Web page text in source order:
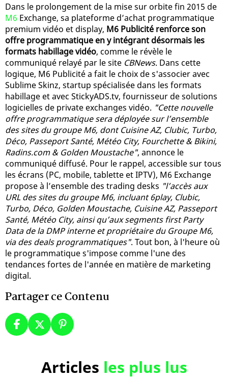
Dans le prolongement de la mise sur orbite fin 2015 de
M6 Exchange, sa plateforme d’achat programmatique
premium vidéo et display, M6 Publicité renforce son
offre programmatique en y intégrant désormais les
formats habillage vidéo, comme le révèle le
communiqué relayé par le site CBNews. Dans cette
logique, M6 Publicité a fait le choix de s'associer avec
Sublime Skinz, startup spécialisée dans les formats
habillage et avec StickyADS.tv, fournisseur de solutions
logicielles de private exchanges vidéo. "Cette nouvelle
offre programmatique sera déployée sur l’ensemble
des sites du groupe M6, dont Cuisine AZ, Clubic, Turbo,
Déco, Passeport Santé, Météo City, Fourchette & Bikini,
Radins.com & Golden Moustache", annonce le
communiqué diffusé. Pour le rappel, accessible sur tous
les écrans (PC, mobile, tablette et IPTV), M6 Exchange
propose à l’ensemble des trading desks "l’accès aux
URL des sites du groupe M6, incluant 6play, Clubic,
Turbo, Déco, Golden Moustache, Cuisine AZ, Passeport
Santé, Météo City, ainsi qu’aux segments first Party
Data de la DMP interne et propriétaire du Groupe M6,
via des deals programmatiques". Tout bon, à l'heure où
le programmatique s'impose comme l'une des
tendances fortes de l'année en matière de marketing
digital.
Partager ce Contenu
Articles les plus lus